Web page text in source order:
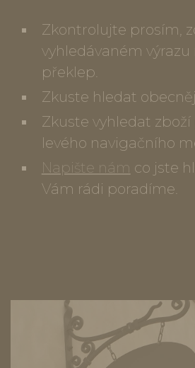
Zkontrolujte prosím,
vyhledávaném
překlep.
Zkuste hledat
Zkuste vyhledat
levého navigačního
Napište nám co jste
Vám rádi poradíme.